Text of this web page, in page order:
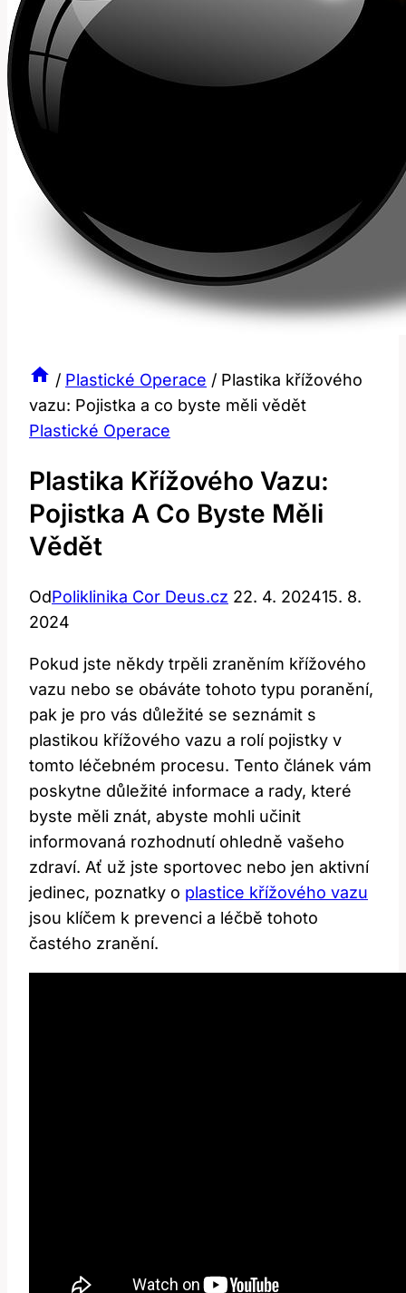
/ Plastické Operace / Plastika křížového
vazu: Pojistka a co byste měli vědět
Plastické Operace
Plastika Křížového Vazu:
Pojistka A Co Byste Měli
Vědět
OdPoliklinika Cor Deus.cz 22. 4. 202415. 8.
2024
Pokud jste někdy trpěli zraněním křížového
vazu nebo se obáváte tohoto typu poranění,
pak je pro vás důležité se seznámit s
plastikou křížového vazu a rolí pojistky v
tomto léčebném procesu. Tento článek vám
poskytne důležité informace a rady, které
byste měli znát, abyste mohli učinit
informovaná rozhodnutí ohledně vašeho
zdraví. Ať už jste sportovec nebo jen aktivní
jedinec, poznatky o plastice křížového vazu
jsou klíčem k prevenci a léčbě tohoto
častého zranění.